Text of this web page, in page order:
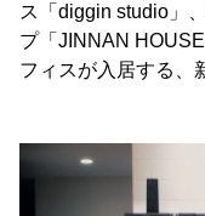
ス「diggin studio」
プ「JINNAN
フィスが入居する、